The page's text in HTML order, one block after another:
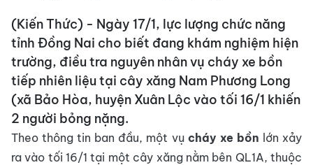
(Kiến Thức) - Ngày 17/1, lực lượng chức năng
tỉnh Đồng Nai cho biết đang khám nghiệm hiện
trường, điều tra nguyên nhân vụ cháy xe bồn
tiếp nhiên liệu tại cây xăng Nam Phương Long
(xã Bảo Hòa, huyện Xuân Lộc vào tối 16/1 khiến
2 người bỏng nặng.
Theo thông tin ban đầu, một vụcháy xe bồn lớn xảy
ra vào tối 16/1 tại một cây xăng nằm bên QL1A, thuộc